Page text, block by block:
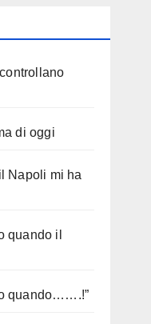
di oggi
Napoli mi ha
quando il
quando…….!”